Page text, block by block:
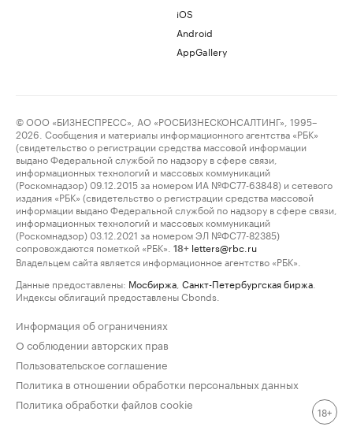
iOS
Android
AppGallery
© ООО «БИЗНЕСПРЕСС», АО «РОСБИЗНЕСКОНСАЛТИНГ», 1995–
2026. Сообщения и материалы информационного агентства «РБК»
(свидетельство о регистрации средства массовой информации
выдано Федеральной службой по надзору в сфере связи,
информационных технологий и массовых коммуникаций
(Роскомнадзор) 09.12.2015 за номером ИА №ФС77-63848) и сетевого
издания «РБК» (свидетельство о регистрации средства массовой
информации выдано Федеральной службой по надзору в сфере связи,
информационных технологий и массовых коммуникаций
(Роскомнадзор) 03.12.2021 за номером ЭЛ №ФС77-82385)
сопровождаются пометкой «РБК».
18+ letters@rbc.ru
Владельцем сайта является информационное агентство «РБК».
Данные предоставлены: Мосбиржа Санкт-Петербургская биржа
Индексы облигаций предоставлены Cbonds.
Информация об ограничениях
О соблюдении авторских прав
Пользовательское соглашение
Политика в отношении обработки персональных данных
Политика обработки файлов cookie
18+